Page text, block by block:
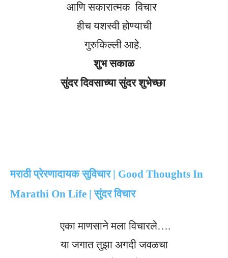
आणिसकारात्मक विचार
हीचयशस्वी होण्याची
गुरुकिल्ली आहे.
शुभ सकाळ
सुंदर दिवसाच्या सुंदर शुभेच्छा
मराठी प्रेरणादायक सुविचार | Good Thoughts In
Marathi On Life | सुंदर विचार
एका माणसाने मला विचारले….
या जगात तुझा अगदी जवळचा